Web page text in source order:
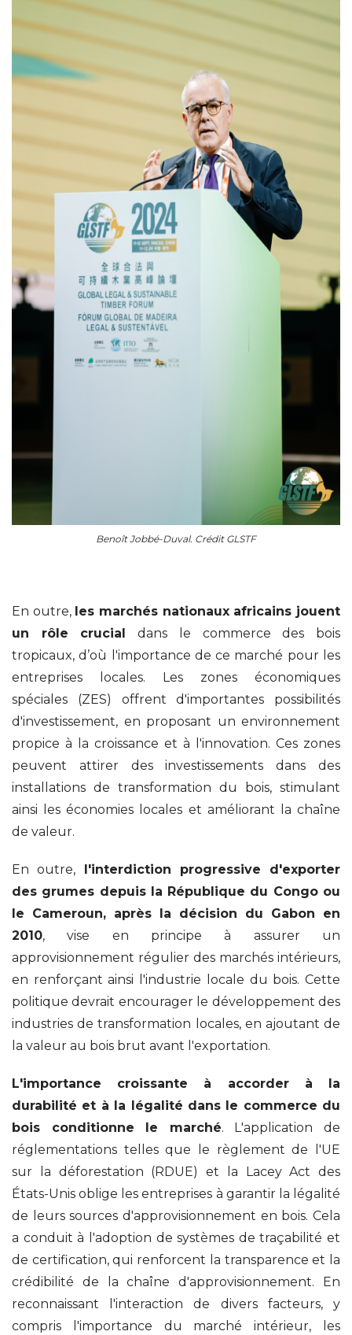
Benoît Jobbé-Duval. Crédit GLSTF
En outre, les marchés nationaux africains jouent
un rôle crucial
dans le commerce des bois
tropicaux, d’où l'importance de ce marché pour les
entreprises locales. Les zones économiques
spéciales (ZES) offrent d'importantes possibilités
d'investissement, en proposant un environnement
propice à la croissance et à l'innovation. Ces zones
peuvent attirer des investissements dans des
installations de transformation du bois, stimulant
ainsi les économies locales et améliorant la chaîne
de valeur.
En outre,
l'interdiction progressive d'exporter
des grumes depuis la République du Congo ou
le Cameroun, après la décision du Gabon en
2010, vise en principe à assurer un
approvisionnement régulier des marchés intérieurs,
en renforçant ainsi l'industrie locale du bois. Cette
politique devrait encourager le développement des
industries de transformation locales, en ajoutant de
la valeur au bois brut avant l'exportation.
L'importance croissante à accorder à la
durabilité et à la légalité dans le commerce du
bois conditionne le marché. L'application de
réglementations telles que le règlement de l'UE
sur la déforestation (RDUE) et la Lacey Act des
États-Unis oblige les entreprises à garantir la légalité
de leurs sources d'approvisionnement en bois. Cela
a conduit à l'adoption de systèmes de traçabilité et
de certification, qui renforcent la transparence et la
crédibilité de la chaîne d'approvisionnement. En
reconnaissant l'interaction de divers facteurs, y
compris l'importance du marché intérieur, les